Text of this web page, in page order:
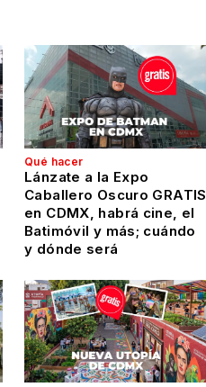
Qué hacer
Lánzate a la Expo
Caballero Oscuro GRATIS
en CDMX, habrá cine, el
Batimóvil y más; cuándo
y dónde será